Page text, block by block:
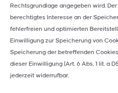
Rechtsgrundlage angegeben wird.
berechtigtes Interesse an der
fehlerfreien und optimierten
Einwilligung zur Speicherung von
Speicherung der betreffenden
dieser Einwilligung (Art. 6 Abs. 1 lit. a
jederzeit widerrufbar.